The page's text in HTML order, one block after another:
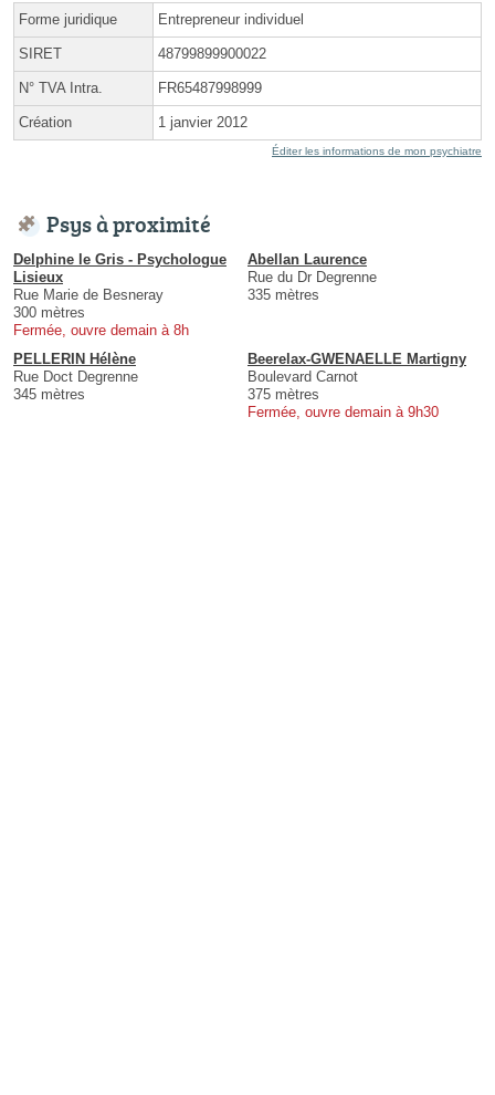
Forme juridique Entrepreneur individuel
SIRET 48799899900022
N° TVA Intra. FR65487998999
Création 1 janvier 2012
Éditer les informations de mon psychiatre
Psys à proximité
Delphine le Gris - Psychologue
Lisieux
Rue Marie de Besneray
300 mètres
Fermée, ouvre demain à 8h
Abellan Laurence
Rue du Dr Degrenne
335 mètres
PELLERIN Hélène
Rue Doct Degrenne
345 mètres
Beerelax-GWENAELLE Martigny
Boulevard Carnot
375 mètres
Fermée, ouvre demain à 9h30